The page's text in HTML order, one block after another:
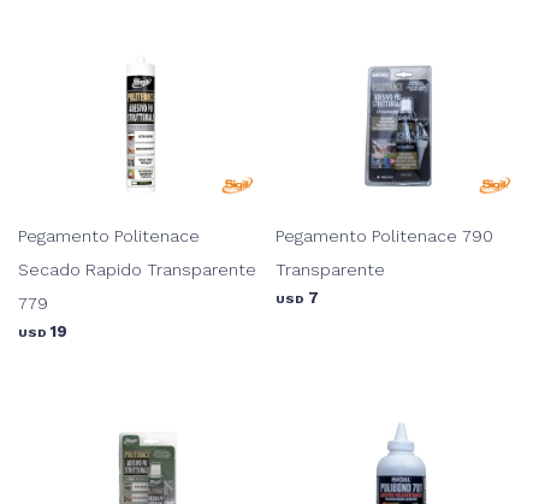
Pegamento Politenace
Secado Rapido Transparente
779
USD 19
Pegamento Politenace 790
Transparente
USD 7